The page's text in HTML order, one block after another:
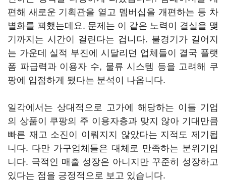
편해 새로운 기획관을 열고 멤버십을 개편하는 등 차
별화를 꾀했는데요. 문제는 이 같은 노력이 결실을 맺
기까지는 시간이 걸린다는 겁니다. 불경기가 길어지
는 가운데 실적 부진에 시달리던 업체들이 결국 플랫
폼 파급력과 이용자 수, 물류 시스템 등을 고려해 쿠
팡에 입점하게 됐다는 분석이 나옵니다.
일각에서는 상대적으로 고가에 해당하는 이들 기업
의 상품이 쿠팡의 주 이용자층과 맞지 않아 기대만큼
빠른 재고 소진이 이뤄지지 않았다는 지적도 제기됩
니다. 다만 가구업체들은 대체로 만족하는 분위기입
니다. 극적인 매출 성장은 아니지만 꾸준히 성장하고
있다는 점을 긍정적으로 보고 있습니다.